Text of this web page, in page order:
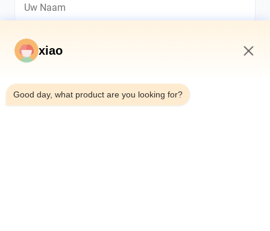
*
xiao
Good day, what product are you looking for?